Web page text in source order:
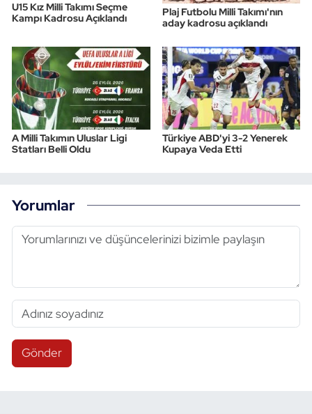
U15 Kız Milli Takımı Seçme
Kampı Kadrosu Açıklandı
Plaj Futbolu Milli Takımı'nın
aday kadrosu açıklandı
A Milli Takımın Uluslar Ligi
Statları Belli Oldu
Türkiye ABD'yi 3-2 Yenerek
Kupaya Veda Etti
Yorumlar
Gönder